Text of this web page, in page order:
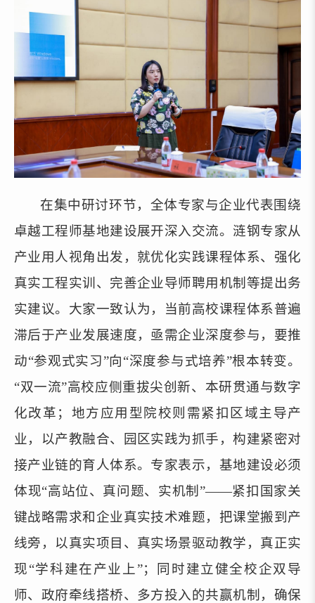
在集中研讨环节，全体专家与企业代表围绕
卓越工程师基地建设展开深入交流。涟钢专家从
产业用人视角出发，就优化实践课程体系、强化
真实工程实训、完善企业导师聘用机制等提出务
实建议。大家一致认为，当前高校课程体系普遍
滞后于产业发展速度，亟需企业深度参与 ，要推
动“参观式实习”向“深度参与式培养”根本转变。
“双一流”高校应侧重拔尖创新、本研贯通与数字
化改革；地方应用型院校则需紧扣区域主导产
业，以产教融合、园区实践为抓手，构建紧密对
接产业链的育人体系。专家表示，基地建设必须
体现“高站位、真问题、实机制”——紧扣国家关
键战略需求和企业真实技术难题，把课堂搬到产
线旁，以真实项目、真实场景驱动教学，真正实
现“学科建在产业上”；同时建立健全校企双导
师、政府牵线搭桥、多方投入的共赢机制，确保